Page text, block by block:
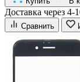
Доставка через 4-
Сравнить